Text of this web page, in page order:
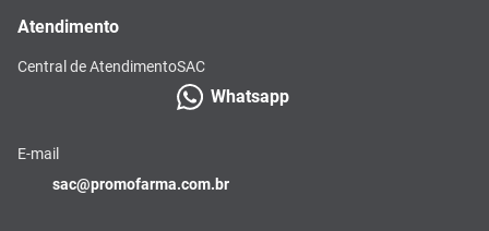
Atendimento
Central de AtendimentoSAC
Whatsapp
E-mail
sac@promofarma.com.br